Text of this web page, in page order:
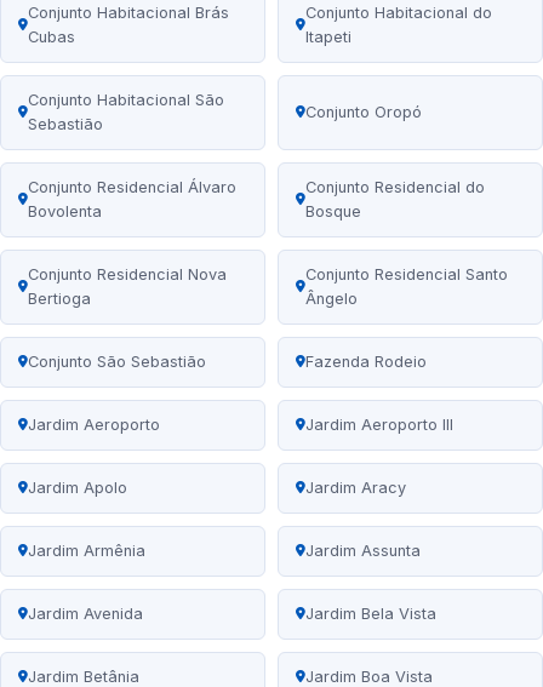
Conjunto Habitacional Brás
Cubas
Conjunto Habitacional do
Itapeti
Conjunto Habitacional São
Sebastião
Conjunto Oropó
Conjunto Residencial Álvaro
Bovolenta
Conjunto Residencial do
Bosque
Conjunto Residencial Nova
Bertioga
Conjunto Residencial Santo
Ângelo
Conjunto São Sebastião Fazenda Rodeio
Jardim Aeroporto Jardim Aeroporto III
Jardim Apolo Jardim Aracy
Jardim Armênia Jardim Assunta
Jardim Avenida Jardim Bela Vista
Jardim Betânia Jardim Boa Vista